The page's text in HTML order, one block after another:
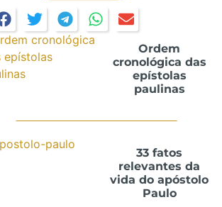
Ordem
cronológica das
epístolas
paulinas
33 fatos
relevantes da
vida do apóstolo
Paulo